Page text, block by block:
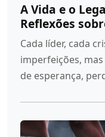
A Vida e o
Reflexões
Cada líder, cada
imperfeições,
de esperança,